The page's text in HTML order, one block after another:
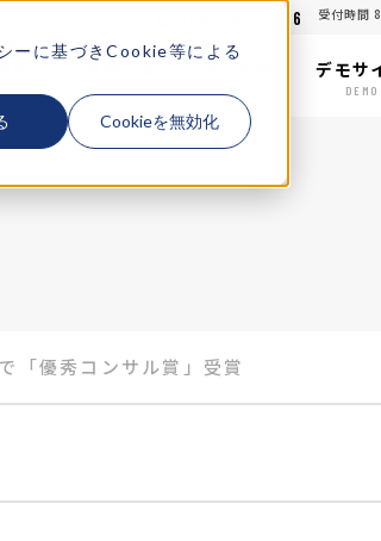
ー に基づきCookie等による
Cookieを無効化
058-206-2316 受付時間
デモサ
「優秀コンサル賞」受賞